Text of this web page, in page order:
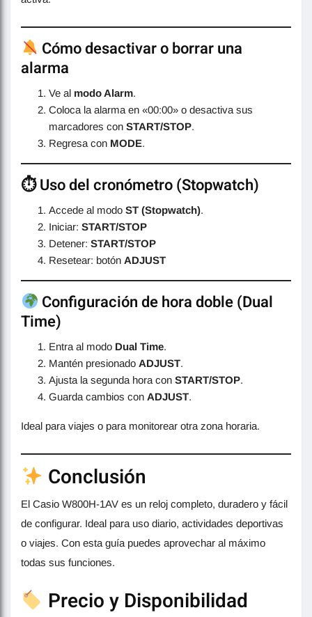
Cómo desactivar o borrar una
alarma
Ve al modo Alarm.
Coloca la alarma en «00:00» o desactiva sus
marcadores con START/STOP.
Regresa con MODE.
⏱ Uso del cronómetro (Stopwatch)
Accede al modo ST (Stopwatch).
Iniciar: START/STOP
Detener: START/STOP
Resetear: botón ADJUST
Configuración de hora doble (Dual
Time)
Entra al modo Dual Time.
Mantén presionado ADJUST.
Ajusta la segunda hora con START/STOP.
Guarda cambios con ADJUST.
Ideal para viajes o para monitorear otra zona horaria.
Conclusión
El Casio W800H-1AV es un reloj completo, duradero y fácil
de configurar. Ideal para uso diario, actividades deportivas
o viajes. Con esta guía puedes aprovechar al máximo
todas sus funciones.
Precio y Disponibilidad